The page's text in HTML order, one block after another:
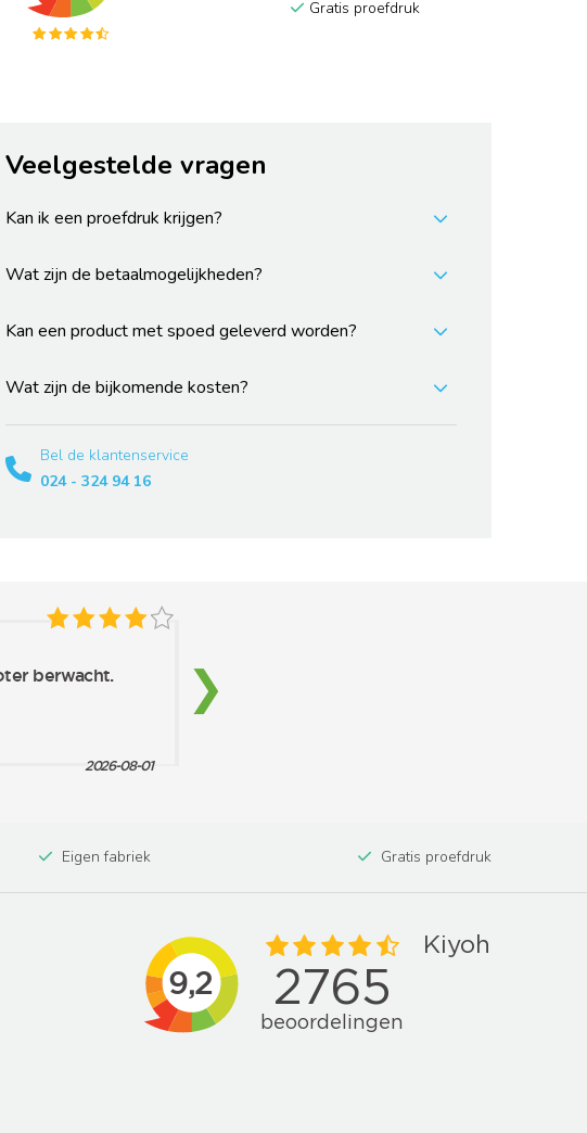
Gratis proefdruk
Veelgestelde vragen
Kan ik een proefdruk krijgen?
Wat zijn de betaalmogelijkheden?
Kan een product met spoed geleverd worden?
Wat zijn de bijkomende kosten?
Bel de klantenservice
024 - 324 94 16
Eigen fabriek Gratis proefdruk